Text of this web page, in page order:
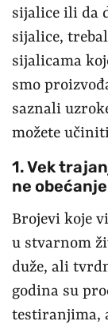
sijalice ili da
sijalice,
sijalicama
smo
saznali
možete
1. Vek
ne obećanje
Brojevi koje
u stvarnom
duže, ali
godina su
testiranjima,